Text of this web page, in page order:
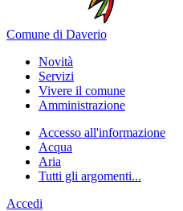
Comune di Daverio
Novità
Servizi
Vivere il comune
Amministrazione
Accesso all'informazione
Acqua
Aria
Tutti gli argomenti...
Accedi